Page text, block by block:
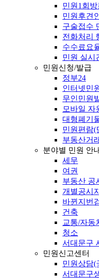
민원1회
민원후견
구술접수
전화처리
수수료요
민원 실시
민원신청/발급
정부24
인터넷민
무인민원
모바일 자
대형폐기
민원편람(
부동산거
분야별 민원 안
세무
여권
부동산 공
개별공시
바뀐지번
건축
교통/자동
청소
서대문구
민원신고센터
민원상담(
서대문구